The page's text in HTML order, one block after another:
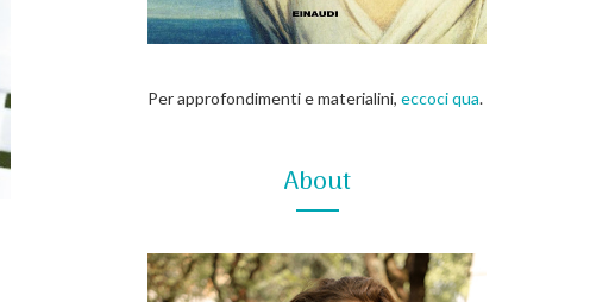
Per approfondimenti e materialini, eccoci qua.
About